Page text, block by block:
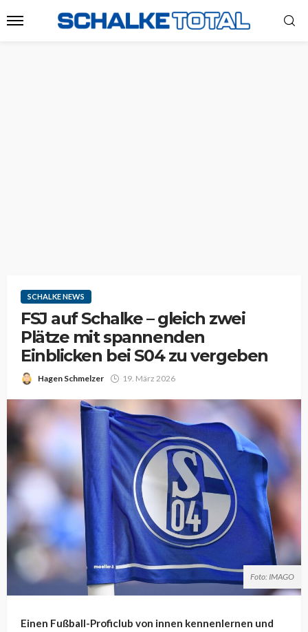
SCHALKE NEWS
FSJ auf Schalke – gleich zwei
Plätze mit spannenden
Einblicken bei S04 zu vergeben
Hagen Schmelzer 19. März 2026
Foto: IMAGO
Einen Fußball-Proficlub von innen kennenlernen und